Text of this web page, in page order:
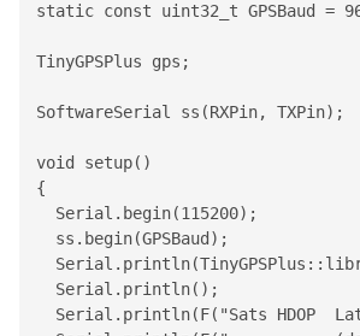
static const uint32_t GPSBaud =
TinyGPSPlus gps;
SoftwareSerial ss(RXPin, TXPin);
void setup()
{
Serial .begin(115200);
ss.begin(GPSBaud);
Serial .println(TinyGPSPlus
Serial .println();
Serial .println(F("Sats HDOP